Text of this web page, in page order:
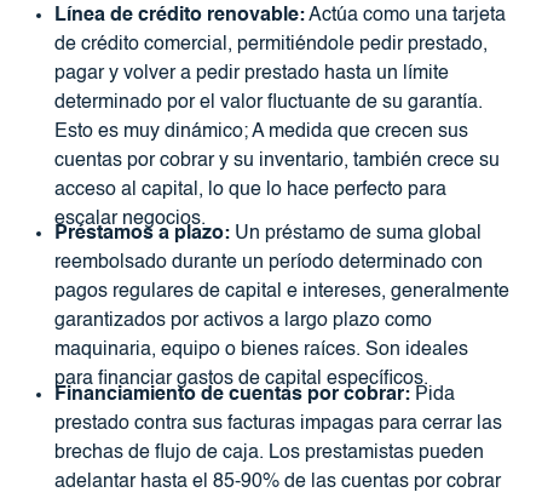
Línea de crédito renovable:Actúa como una tarjeta
de crédito comercial, permitiéndole pedir prestado,
pagar y volver a pedir prestado hasta un límite
determinado por el valor fluctuante de su garantía.
Esto es muy dinámico; A medida que crecen sus
cuentas por cobrar y su inventario, también crece su
acceso al capital, lo que lo hace perfecto para
escalar negocios.
Préstamos a plazo:Un préstamo de suma global
reembolsado durante un período determinado con
pagos regulares de capital e intereses, generalmente
garantizados por activos a largo plazo como
maquinaria, equipo o bienes raíces. Son ideales
para financiar gastos de capital específicos.
Financiamiento de cuentas por cobrar:Pida
prestado contra sus facturas impagas para cerrar las
brechas de flujo de caja. Los prestamistas pueden
adelantar hasta el 85-90% de las cuentas por cobrar